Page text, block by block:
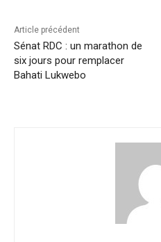
Article précédent
Sénat RDC : un marathon de
six jours pour remplacer
Bahati Lukwebo